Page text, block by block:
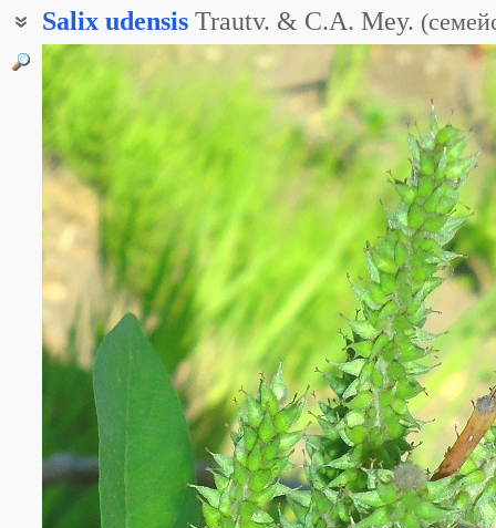
Salix udensis Trautv. & C.A. Mey. (
Ива волчниковидная
Ива парамуширская
Ива продолговатолистная
Ива сахалинская
Ива темноцветная